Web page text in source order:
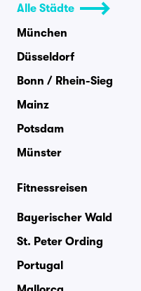
Alle Städte
München
Düsseldorf
Bonn / Rhein-Sieg
Mainz
Potsdam
Münster
Fitnessreisen
Bayerischer Wald
St. Peter Ording
Portugal